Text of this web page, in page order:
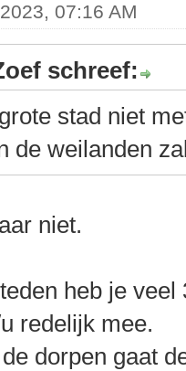
07:16 AM
schreef:
stad niet
de weilanden
niet.
heb je
redelijk mee.
dorpen gaat